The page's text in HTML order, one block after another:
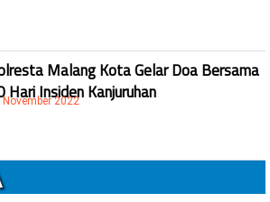
Malang Kota Gelar Doa Bersama
Hari Insiden Kanjuruhan
November 2022